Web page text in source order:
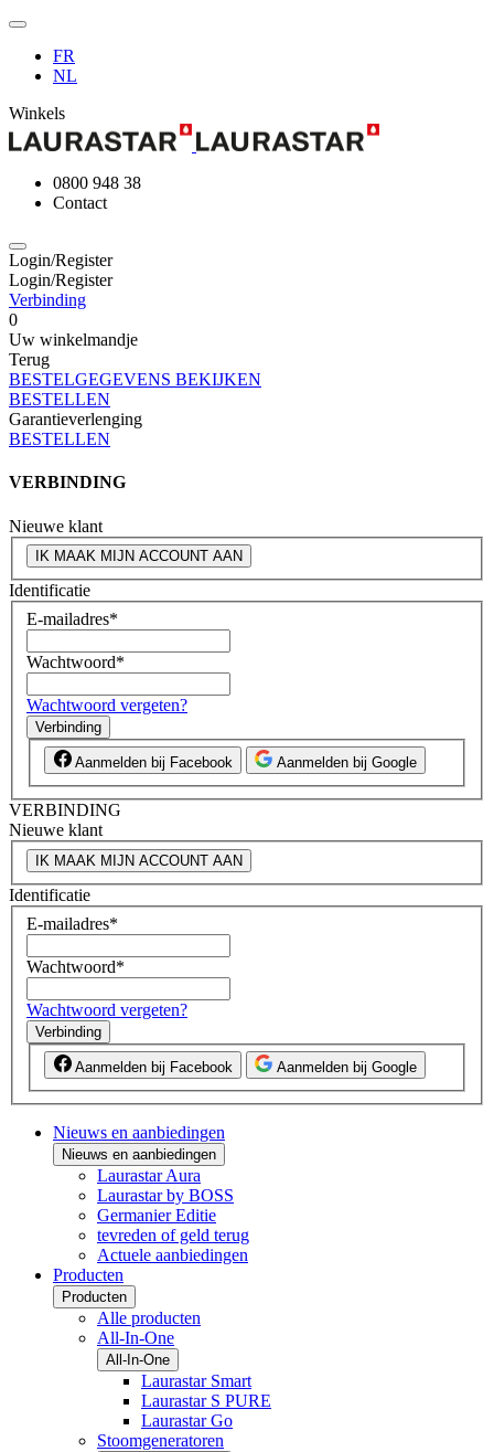
FR
NL
Winkels
0800 948 38
Contact
Login/Register
Login/Register
Verbinding
0
Uw winkelmandje
Terug
BESTELGEGEVENS BEKIJKEN
BESTELLEN
Garantieverlenging
BESTELLEN
VERBINDING
Nieuwe klant
IK MAAK MIJN ACCOUNT AAN
Identificatie
E-mailadres*
Wachtwoord*
Wachtwoord vergeten?
Verbinding
Aanmelden bij Facebook Aanmelden bij Google
VERBINDING
Nieuwe klant
IK MAAK MIJN ACCOUNT AAN
Identificatie
E-mailadres*
Wachtwoord*
Wachtwoord vergeten?
Verbinding
Aanmelden bij Facebook Aanmelden bij Google
Nieuws en aanbiedingen
Nieuws en aanbiedingen
Laurastar Aura
Laurastar by BOSS
Germanier Editie
tevreden of geld terug
Actuele aanbiedingen
Producten
Producten
Alle producten
All-In-One
All-In-One
Laurastar Smart
Laurastar S PURE
Laurastar Go
Stoomgeneratoren